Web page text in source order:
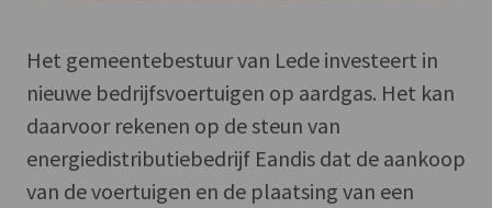
Het gemeentebestuur van Lede investeert in
nieuwe bedrijfsvoertuigen op aardgas. Het kan
daarvoor rekenen op de steun van
energiedistributiebedrijf Eandis dat de aankoop
van de voertuigen en de plaatsing van een